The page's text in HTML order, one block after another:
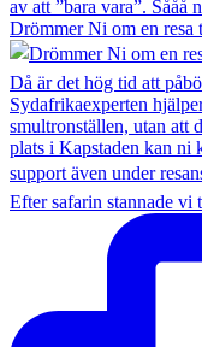
Drömmer Ni om en
Efter safarin stannade vi